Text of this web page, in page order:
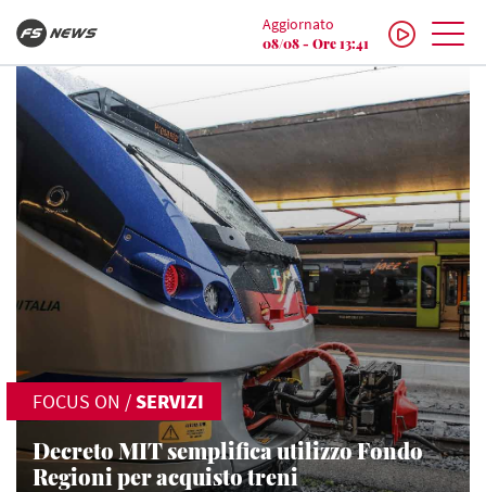
Aggiornato
08/08 - Ore 13:41
FOCUS ON /SERVIZI
Decreto MIT semplifica utilizzo Fondo
Regioni per acquisto treni